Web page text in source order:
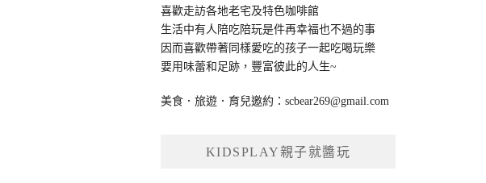
喜歡走訪各地老宅及特色咖啡館
生活中有人陪吃陪玩是件再幸福也不過的事
因而喜歡帶著同樣愛吃的孩子一起吃喝玩樂
要用味蕾和足跡，豐富彼此的人生~
美食．旅遊．育兒邀約：scbear269@gmail.com
KIDSPLAY親子就醬玩